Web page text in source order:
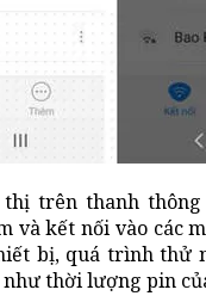
trên thanh
và kết nối vào các
bị, quá trình thử
thời lượng pin